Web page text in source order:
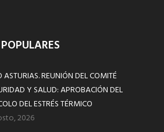
ASTURIAS. REUNIÓN DEL COMITÉ
Y SALUD: APROBACIÓN DEL
DEL ESTRÉS TÉRMICO
2026